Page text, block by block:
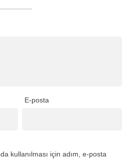
E-posta
kullanılması için adım, e-posta